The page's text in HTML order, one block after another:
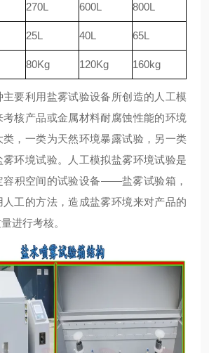
270L 600L 800L
25L 40L 65L
80Kg 120Kg 160kg
主要利用盐雾试验设备所创造的人工模
核产品或金属材料耐腐蚀性能的环境
，一类为天然环境暴露试验，另一类
环境试验。人工模拟盐雾环境试验是
容积空间的试验设备——盐雾试验箱，
工的方法，造成盐雾环境来对产品的
进行考核。